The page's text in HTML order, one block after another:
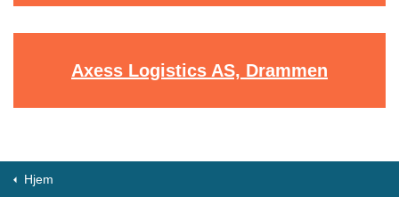
Axess Logistics AS, Drammen
Hjem